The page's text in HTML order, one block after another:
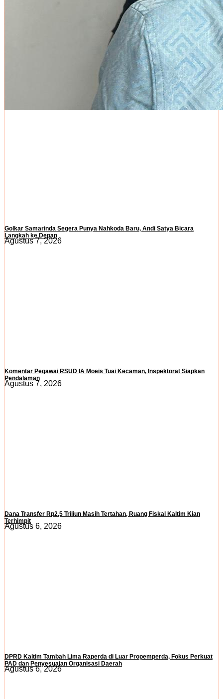
Golkar Samarinda Segera Punya Nahkoda Baru, Andi Satya Bicara
Langkah ke Depan
Agustus 7, 2026
Komentar Pegawai RSUD IA Moeis Tuai Kecaman, Inspektorat Siapkan
Pendalaman
Agustus 7, 2026
Dana Transfer Rp2,5 Triliun Masih Tertahan, Ruang Fiskal Kaltim Kian
Terhimpit
Agustus 6, 2026
DPRD Kaltim Tambah Lima Raperda di Luar Propemperda, Fokus Perkuat
PAD dan Penyesuaian Organisasi Daerah
Agustus 6, 2026